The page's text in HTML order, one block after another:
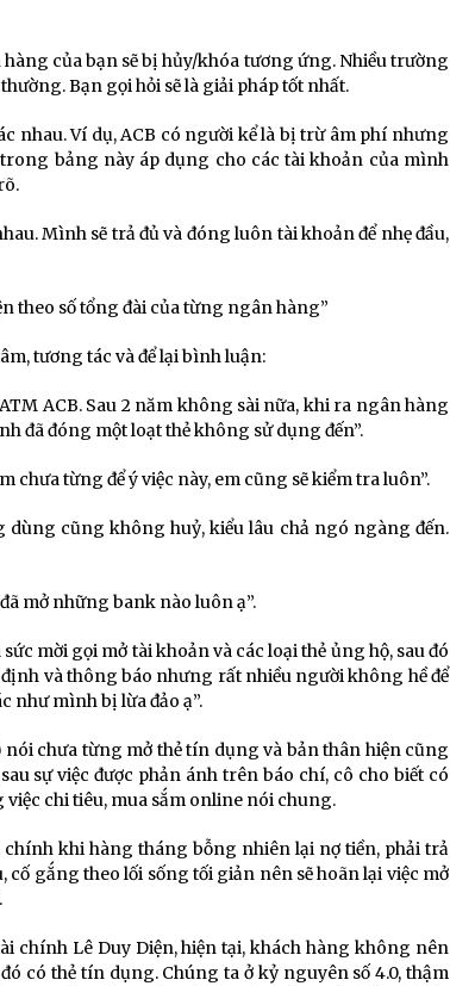
của bạn sẽ bị hủy/khóa tương ứng. Nhiều trường
Bạn gọi hỏi sẽ là giải pháp tốt nhất.
nhau. Ví dụ, ACB có người kể là bị trừ âm phí nhưng
bảng này áp dụng cho các tài khoản của mình
Mình sẽ trả đủ và đóng luôn tài khoản để nhẹ đầu,
theo số tổng đài của từng ngân hàng”
tương tác và để lại bình luận:
ACB. Sau 2 năm không sài nữa, khi ra ngân hàng
đã đóng một loạt thẻ không sử dụng đến”.
chưa từng để ý việc này, em cũng sẽ kiểm tra luôn”.
cũng không huỷ, kiểu lâu chả ngó ngàng đến.
mở những bank nào luôn ạ”.
mời gọi mở tài khoản và các loại thẻ ủng hộ, sau đó
và thông báo nhưng rất nhiều người không hề để
như mình bị lừa đảo ạ”.
nói chưa từng mở thẻ tín dụng và bản thân hiện cũng
sự việc được phản ánh trên báo chí, cô cho biết có
chi tiêu, mua sắm online nói chung.
chính khi hàng tháng bỗng nhiên lại nợ tiền, phải trả
gắng theo lối sống tối giản nên sẽ hoãn lại việc mở
chính Lê Duy Diện, hiện tại, khách hàng không nên
có thẻ tín dụng. Chúng ta ở kỷ nguyên số 4.0, thậm